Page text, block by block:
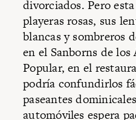
divorciados. Pero
playeras rosas, sus
blancas y sombreros
en el Sanborns de
Popular, en el
podría confundirlos
paseantes
automóviles espera